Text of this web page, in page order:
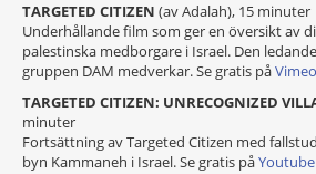
TARGETED CITIZEN (av Adalah), 15 minuter
Underhållande film som ger en översikt av
palestinska medborgare i Israel. Den
gruppen DAM medverkar. Se gratis påVimeo
TARGETED CITIZEN: UNRECOGNIZED
minuter
Fortsättning av Targeted Citizen med
byn Kammaneh i Israel. Se gratis påYoutube